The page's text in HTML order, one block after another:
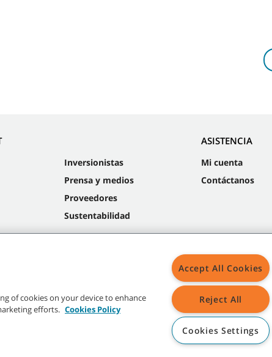
Inversionistas
Prensa y medios
Proveedores
Sustentabilidad
ASISTENCIA
Mi cuenta
Contáctanos
Mapa del
logos de Tennant son propiedad de Tennant Company y/o sus compañías
of cookies on your device to enhance
efforts. Cookies Policy
Accept All Cookies
Reject All
Cookies Settings